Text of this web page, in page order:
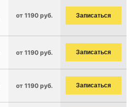
от 1190 руб. Записаться
от 1190 руб. Записаться
от 1190 руб. Записаться